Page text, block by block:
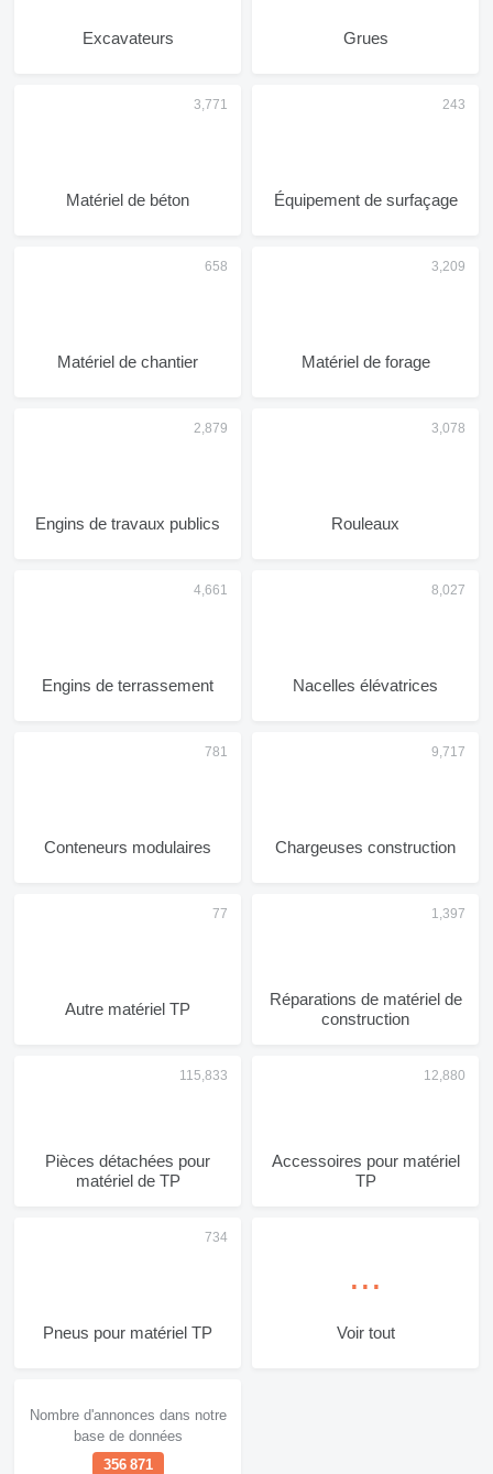
Excavateurs Grues
Matériel de béton Équipement de surfaçage
Matériel de chantier Matériel de forage
Engins de travaux publics Rouleaux
Engins de terrassement Nacelles élévatrices
Conteneurs modulaires Chargeuses construction
Autre matériel TP
Réparations de matériel de
construction
Pièces détachées pour
matériel de TP
Accessoires pour matériel
TP
Pneus pour matériel TP Voir tout
Nombre d'annonces dans notre
base de données
356 871